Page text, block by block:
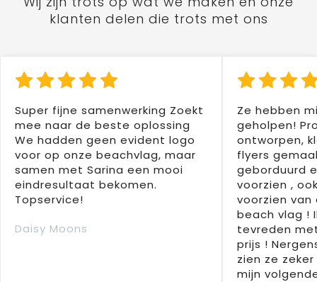
klanten delen die trots met ons
Super fijne samenwerking Zoekt
mee naar de beste oplossing
We hadden geen evident logo
voor op onze beachvlag, maar
samen met Sarina een mooi
eindresultaat bekomen.
Topservice!
Daisy Moons
Ze hebben
geholpen!
ontworpen,
flyers
geborduurd
voorzien ,
voorzien
beach vlag !
tevreden
prijs !
zien ze
mijn